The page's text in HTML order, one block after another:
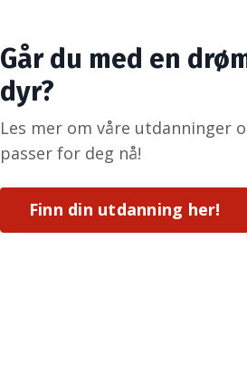
Går du med en
dyr?
Les mer om våre utdanninger
passer for deg nå!
Finn din utdanning her!